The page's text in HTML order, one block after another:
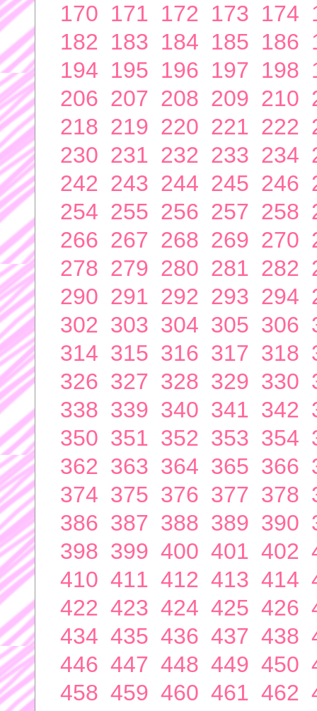
170 171 172 173 174
182 183 184 185 186
194 195 196 197 198
206 207 208 209 210
218 219 220 221 222
230 231 232 233 234
242 243 244 245 246
254 255 256 257 258
266 267 268 269 270
278 279 280 281 282
290 291 292 293 294
302 303 304 305 306
314 315 316 317 318
326 327 328 329 330
338 339 340 341 342
350 351 352 353 354
362 363 364 365 366
374 375 376 377 378
386 387 388 389 390
398 399 400 401 402
410 411 412 413 414
422 423 424 425 426
434 435 436 437 438
446 447 448 449 450
458 459 460 461 462